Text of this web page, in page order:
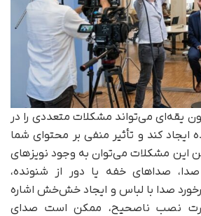
یقه‌ای می‌تواند مشکلات متعددی را در
کند و تأثیر منفی بر محتوای شما
این مشکلات می‌توان به وجود نویزهای
صداهای خفه یا دور از شنونده،
صدا با لباس و ایجاد خش‌خش اشاره
نصب ناصحیح، ممکن است صدای